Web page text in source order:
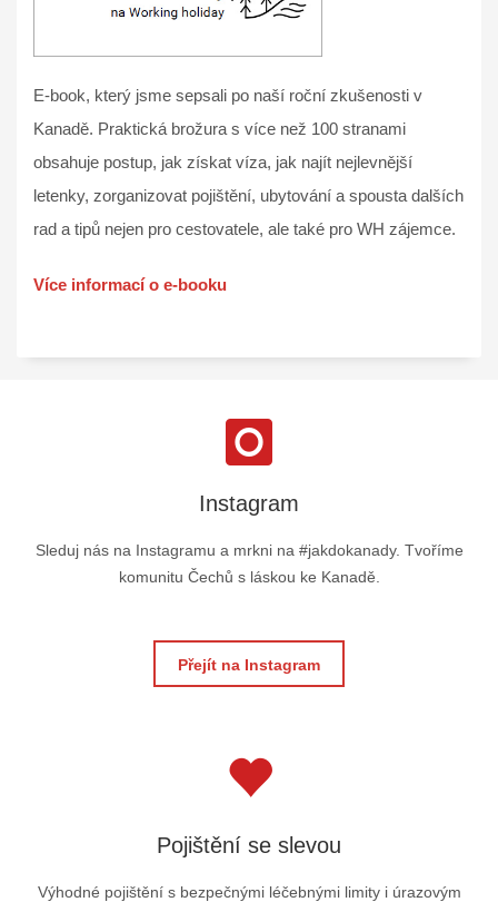
E-book, který jsme sepsali po naší roční zkušenosti v
Kanadě. Praktická brožura s více než 100 stranami
obsahuje postup, jak získat víza, jak najít nejlevnější
letenky, zorganizovat pojištění, ubytování a spousta dalších
rad a tipů nejen pro cestovatele, ale také pro WH zájemce.
Více informací o e-booku
Instagram
Sleduj nás na Instagramu a mrkni na #jakdokanady. Tvoříme
komunitu Čechů s láskou ke Kanadě.
Přejít na Instagram
Pojištění se slevou
Výhodné pojištění s bezpečnými léčebnými limity i úrazovým